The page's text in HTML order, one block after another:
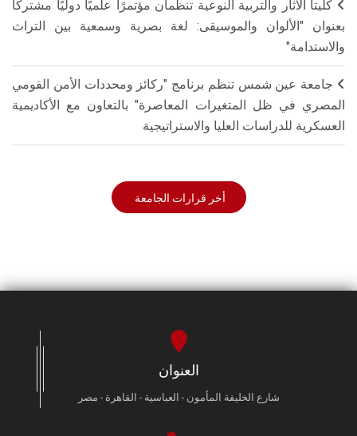
كليتا الآثار والتربية النوعية تنظمان مؤتمرًا علميًا دوليًا مشتركًا
بعنوان "الألوان والموسيقى: لغة بصرية وسمعية بين التراث
والاستدامة"
جامعة عين شمس تنظم برنامج "ركائز ومحددات الأمن القومي
المصري في ظل المتغيرات المعاصرة" بالتعاون مع الأكاديمية
العسكرية للدراسات العليا والاستراتيجية
أخر قرارات الجامعة
العنوان
شارع الخليفة المأمون - العباسية - القاهرة - مصر